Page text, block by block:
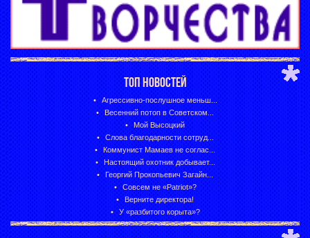
ТОП НОВОСТЕЙ
Агрессивно-послушное меньш...
Весенний потоп в Советском...
Мой Высоцкий
Слова благодарности сотруд...
Коммунист Мамаев не соглас...
Настоящий охотник добывает...
Георгий Прокопьевич Загайн...
Совсем не «Patriot»?
Верните директора!
У «разбитого корыта»?